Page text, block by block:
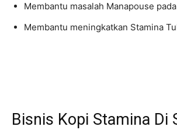
Membantu masalah Manapouse
Membantu meningkatkan Stamina
Bisnis Kopi Stamina Di